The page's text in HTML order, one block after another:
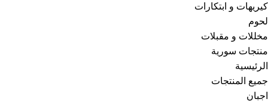
كيريهات و ابتكارات
لحوم
مخللات و مقبلات
منتجات سورية
الرئيسية
جميع المنتجات
اجبان